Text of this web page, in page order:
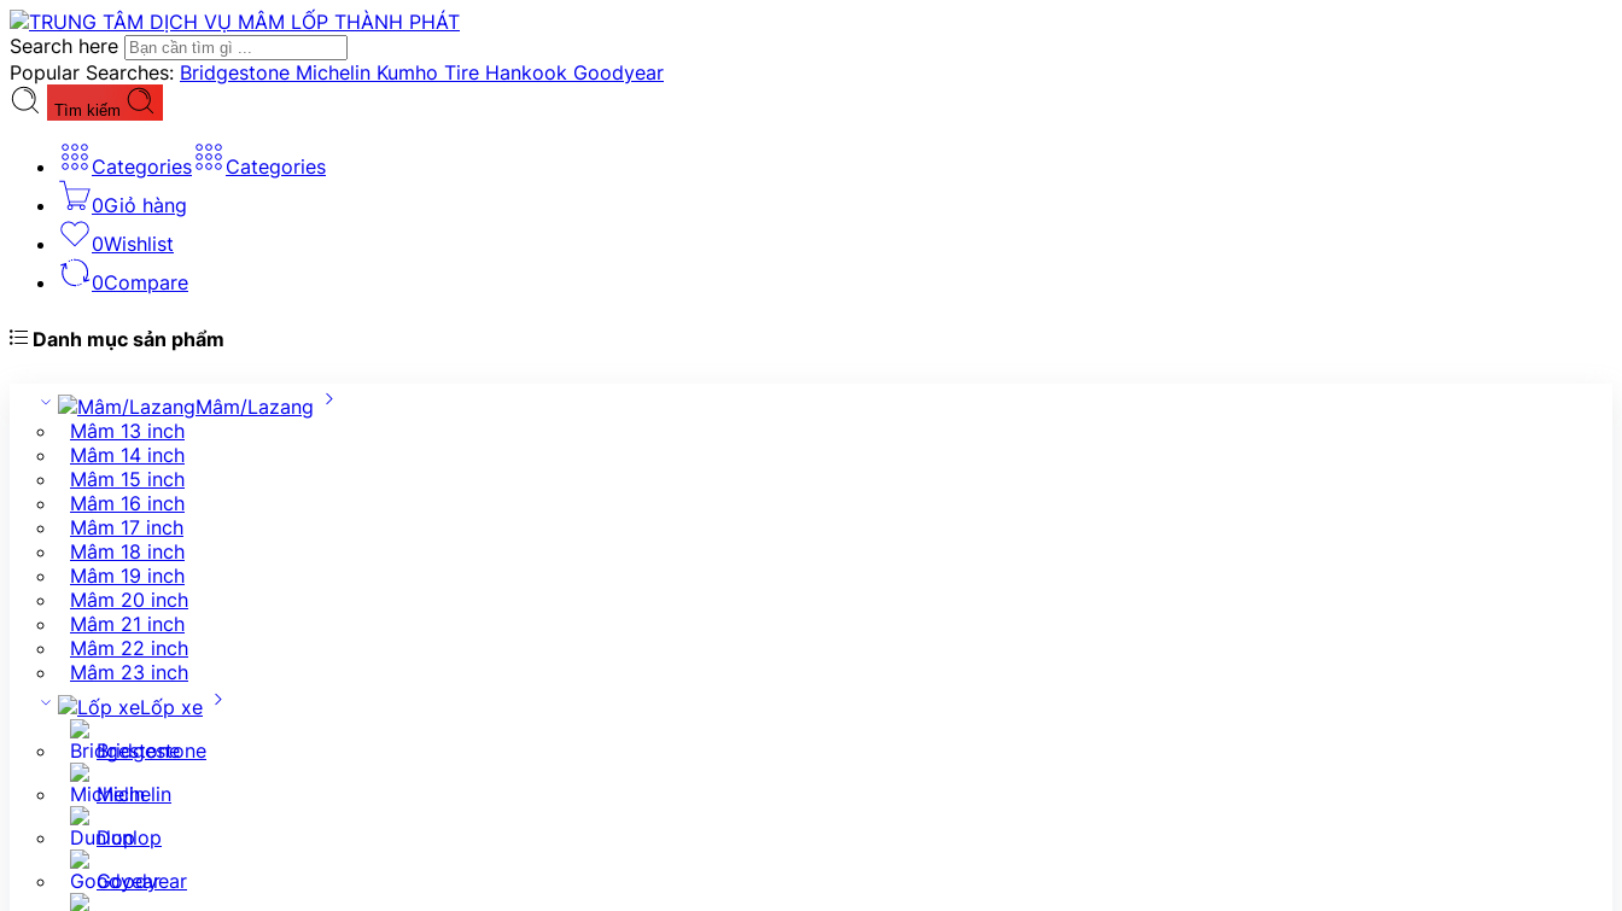
Search here
Popular Searches: Bridgestone Michelin Kumho Tire Hankook Goodyear
Tìm kiếm
Categories
Categories
0Giỏ hàng
0Wishlist
0Compare
Danh mục sản phẩm
Mâm/Lazang
Mâm 13 inch
Mâm 14 inch
Mâm 15 inch
Mâm 16 inch
Mâm 17 inch
Mâm 18 inch
Mâm 19 inch
Mâm 20 inch
Mâm 21 inch
Mâm 22 inch
Mâm 23 inch
Lốp xe
Bridgestone
Michelin
Dunlop
Goodyear